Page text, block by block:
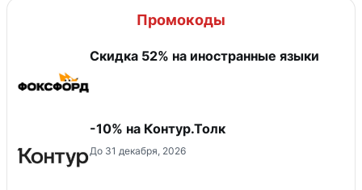
Промокоды
Скидка 52% на иностранные языки
-10% на Контур.Толк
До 31 декабря, 2026